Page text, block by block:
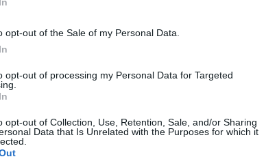
opt-out of the Sale of my Personal Data.
opt-out of processing my Personal Data for Targeted
opt-out of Collection, Use, Retention, Sale, and/or Sharing
Data that Is Unrelated with the Purposes for which it
Della Malva,padre dei tre
insieme all’ex cognato di